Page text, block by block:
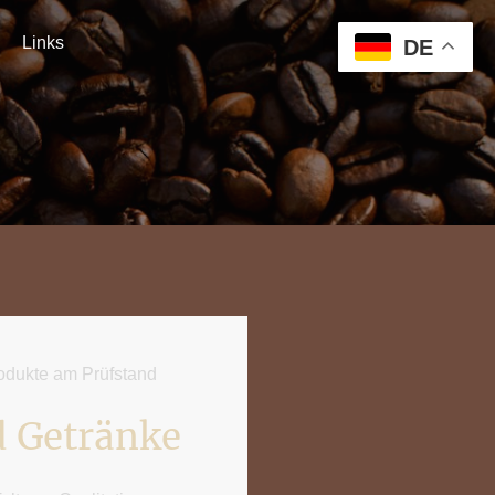
Links
am Prüfstand
Getränke
DE